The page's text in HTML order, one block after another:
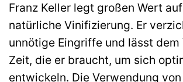
Franz Keller legt großen Wert
natürliche Vinifizierung. Er
unnötige Eingriffe und lässt dem
Zeit, die er braucht, um sich
entwickeln. Die Verwendung